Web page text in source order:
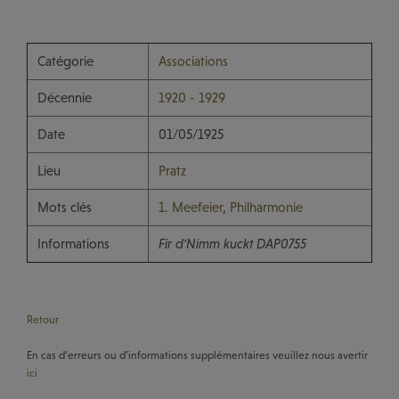
Catégorie Associations
Décennie 1920 - 1929
Date 01/05/1925
Lieu Pratz
Mots clés 1. Meefeier, Philharmonie
Informations Fir d'Nimm kuckt DAP0755
Retour
En cas d’erreurs ou d’informations supplémentaires veuillez nous avertir
ici